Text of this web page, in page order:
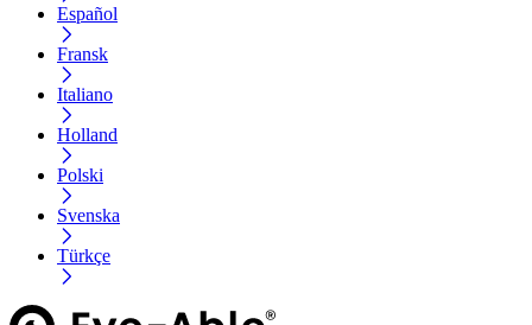
Español
Fransk
Italiano
Holland
Polski
Svenska
Türkçe